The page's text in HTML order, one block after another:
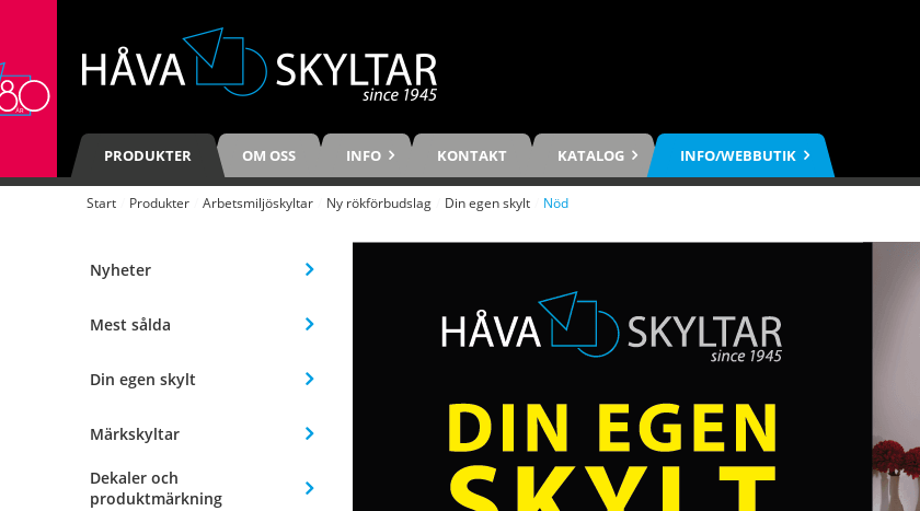
PRODUKTER OM OSS INFO KONTAKT KATALOG INFO/WEBBUTIK
Start Produkter Arbetsmiljöskyltar Ny rökförbudslag Din egen skylt Nöd
Nyheter
Mest sålda
Din egen skylt
Märkskyltar
Dekaler och
produktmärkning